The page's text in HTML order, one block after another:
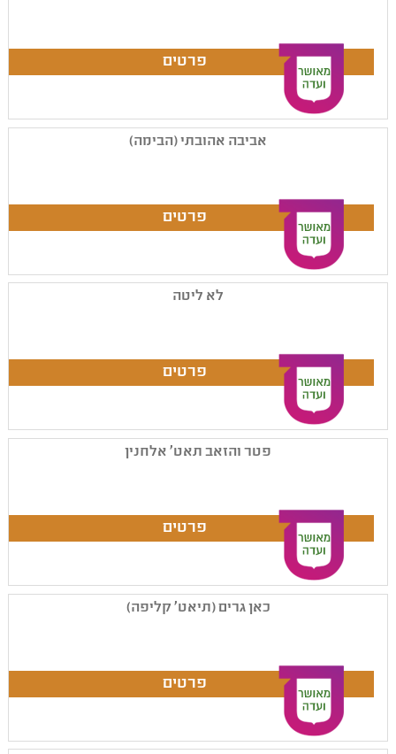
אביבה אהובתי (הבימה)
לא ליטה
פטר והזאב תאט' אלחנין
כאן גרים (תיאט' קליפה)